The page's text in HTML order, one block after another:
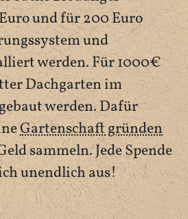
und für 200 Euro
und
werden. Für 1000€
Dachgarten im
werden. Dafür
Gartenschaft gründen
sammeln. Jede Spende
unendlich aus!